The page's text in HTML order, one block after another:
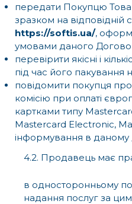
передати Покупцю
зразком на відповідній
https://softis.ua/,
умовами даного
перевірити якісні і
під час його пакування
повідомити покупця
комісію при оплаті
картками типу
Mastercard Electronic,
інформування в даному
4.2. Продавець має
в односторонньому
надання послуг за